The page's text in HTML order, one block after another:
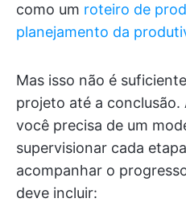
como um roteiro de
planejamento da
Mas isso não é
projeto até a
você precisa de um
supervisionar cada
acompanhar o
deve incluir: